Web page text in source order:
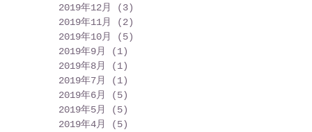
2019年12月
(3)
2019年11月
(2)
2019年10月
(5)
2019年9月
(1)
2019年8月
(1)
2019年7月
(1)
2019年6月
(5)
2019年5月
(5)
2019年4月
(5)